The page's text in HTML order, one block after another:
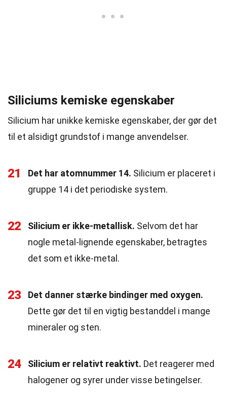
Siliciums kemiske egenskaber
Silicium har unikke kemiske egenskaber, der gør det
til et alsidigt grundstof i mange anvendelser.
21 Det har atomnummer 14. Silicium er placeret i
gruppe 14 i det periodiske system.
22 Silicium er ikke-metallisk. Selvom det har
nogle metal-lignende egenskaber, betragtes
det som et ikke-metal.
23
Det danner stærke bindinger med oxygen.
Dette gør det til en vigtig bestanddel i mange
mineraler og sten.
24 Silicium er relativt reaktivt. Det reagerer med
halogener og syrer under visse betingelser.